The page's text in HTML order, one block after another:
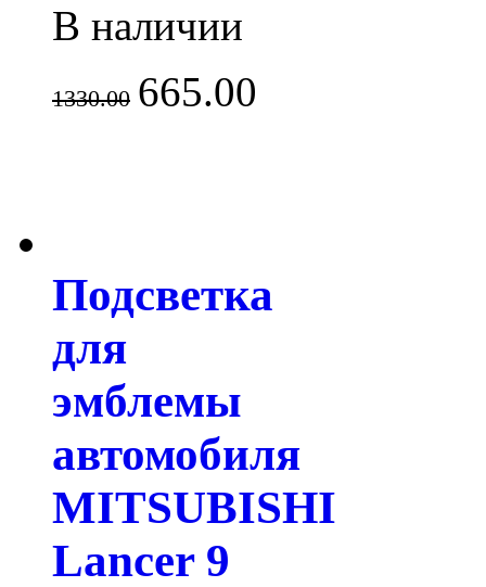
В наличии
1330.00 665.00
Подсветка
для
эмблемы
автомобиля
MITSUBISHI
Lancer 9